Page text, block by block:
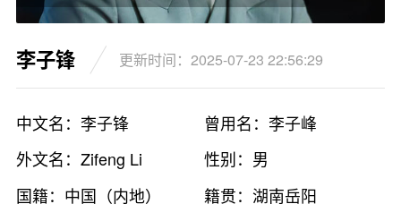
李子锋 更新时间：2025-07-23 22:56:29
中文名：李子锋
曾用名：李子峰
外文名：Zifeng Li
性别：男
国籍：中国（内地）
籍贯：湖南岳阳